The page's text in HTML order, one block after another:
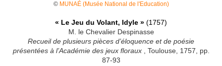
© MUNAÉ (Musée National de l'Education)
« Le Jeu du Volant, Idyle » (1757)
M. le Chevalier Despinasse
Recueil de plusieurs pièces d’éloquence et de poésie
présentées à l’Académie des jeux floraux
, Toulouse, 1757, pp.
87-93